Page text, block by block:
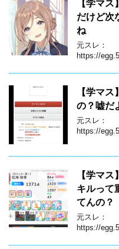
【学マ
だけど次
ね
元スレ：
https://
【学マ
の？嘘だ
元スレ：
https://
【学マ
キルって
てんの？
元スレ：
https://